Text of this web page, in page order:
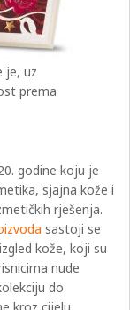
je, uz
prema
godine koju je
sjajna kože i
rješenja.
sastoji se
kože, koji su
nude
do